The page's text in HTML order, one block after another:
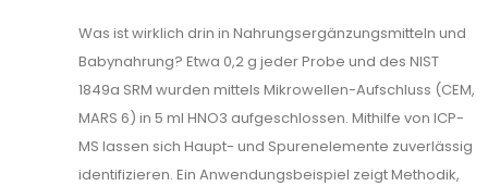
Was ist wirklich drin in Nahrungsergänzungsmitteln und
Babynahrung? Etwa 0,2 g jeder Probe und des NIST
1849a SRM wurden mittels Mikrowellen-Aufschluss (CEM,
MARS 6) in 5 ml HNO3 aufgeschlossen. Mithilfe von ICP-
MS lassen sich Haupt- und Spurenelemente zuverlässig
identifizieren. Ein Anwendungsbeispiel zeigt Methodik,